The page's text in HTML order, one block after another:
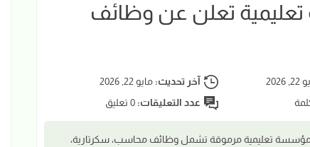
| مؤسسة تعليمية تعلن عن وظائف
2026 آخر تحديث:مايو 22, 2026
عدد التعليقات:0 تعليق
جديدة في كسلا 2026 لدى مؤسسة تعليمية مرموقة تشمل وظائف محاسب، سكرتارية،